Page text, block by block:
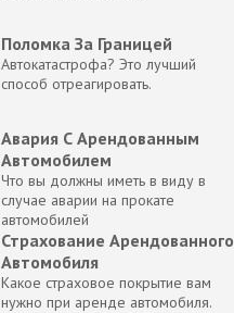
Поломка За Границей
Автокатастрофа? Это лучший
способ отреагировать.
Авария С Арендованным
Автомобилем
Что вы должны иметь в виду в
случае аварии на прокате
автомобилей
Страхование Арендованного
Автомобиля
Какое страховое покрытие вам
нужно при аренде автомобиля.